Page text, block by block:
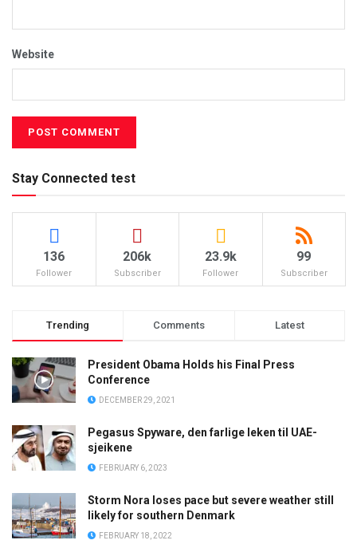
Website
Stay Connected test
136
Follower
206k
Subscriber
23.9k
Follower
99
Subscriber
Trending Comments Latest
President Obama Holds his Final Press
Conference
DECEMBER 29, 2021
Pegasus Spyware, den farlige leken til UAE-
sjeikene
FEBRUARY 6, 2023
Storm Nora loses pace but severe weather still
likely for southern Denmark
FEBRUARY 18, 2022